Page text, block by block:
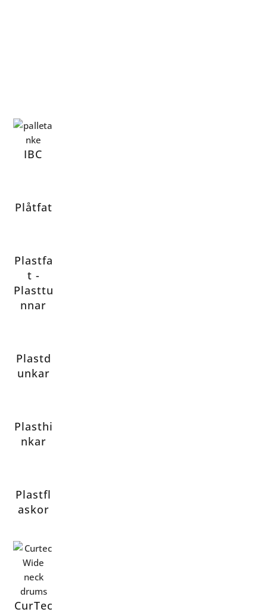
IBC
Plåtfat
Plastfa
t -
Plasttu
nnar
Plastd
unkar
Plasthi
nkar
Plastfl
askor
CurTec